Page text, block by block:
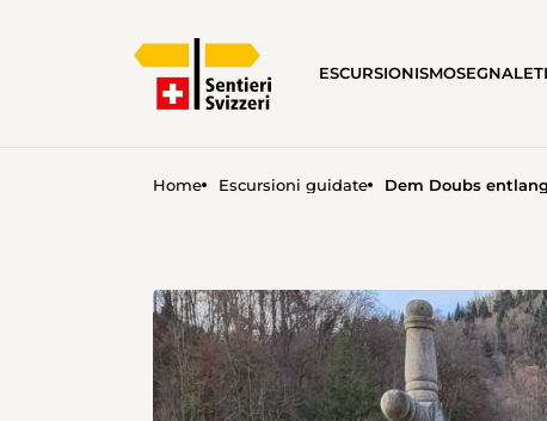
ESCURSIONISMO
Home Escursioni guidate Dem Doubs entlang